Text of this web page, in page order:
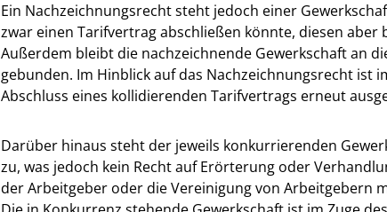
Ein Nachzeichnungsrecht steht jedoch einer
zwar einen Tarifvertrag abschließen könnte, diesen
Außerdem bleibt die nachzeichnende Gewerkschaft an
gebunden. Im Hinblick auf das Nachzeichnungsrecht ist
Abschluss eines kollidierenden Tarifvertrags erneut
Darüber hinaus steht der jeweils konkurrierenden
zu, was jedoch kein Recht auf Erörterung oder
der Arbeitgeber oder die Vereinigung von Arbeitgebern